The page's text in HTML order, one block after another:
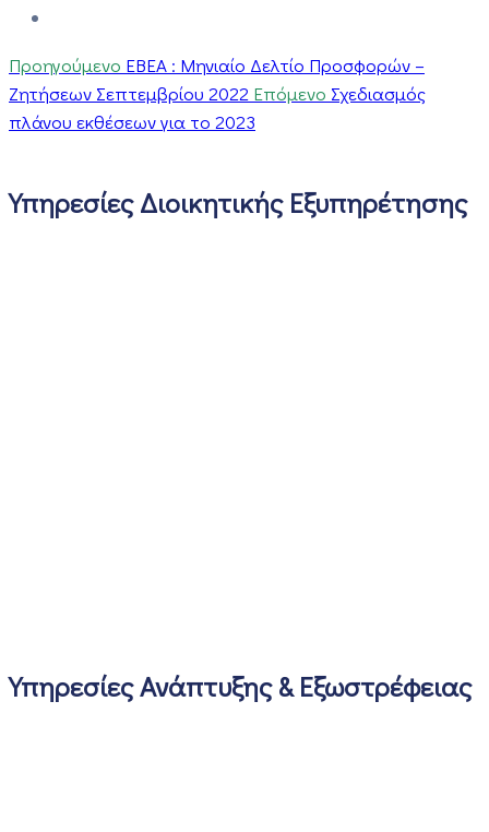
Προηγούμενο ΕΒΕΑ : Μηνιαίο Δελτίο Προσφορών –
Ζητήσεων Σεπτεμβρίου 2022 Επόμενο Σχεδιασμός
πλάνου εκθέσεων για το 2023
Υπηρεσίες Διοικητικής Εξυπηρέτησης
Υπηρεσίες Ανάπτυξης & Εξωστρέφειας